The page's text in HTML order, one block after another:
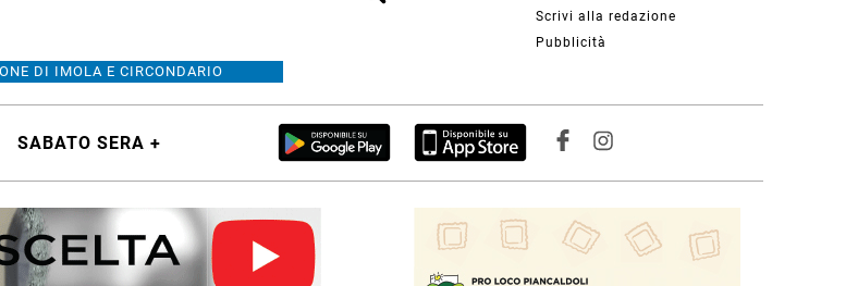
DI IMOLA E CIRCONDARIO
Scrivi alla redazione
Pubblicità
SABATO SERA +